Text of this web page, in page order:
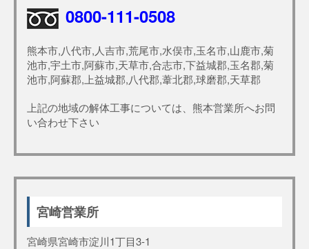
0800-111-0508
熊本市,八代市,人吉市,荒尾市,水俣市,玉名市,山鹿市,菊
池市,宇土市,阿蘇市,天草市,合志市,下益城郡,玉名郡,菊
池市,阿蘇郡,上益城郡,八代郡,葦北郡,球磨郡,天草郡
上記の地域の解体工事については、熊本営業所へお問
い合わせ下さい
宮崎営業所
宮崎県宮崎市淀川1丁目3-1